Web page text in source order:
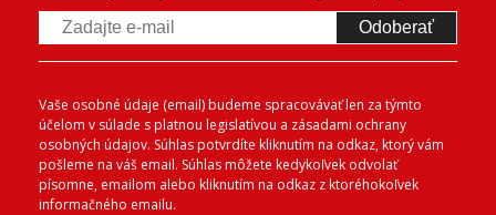
Odoberať
Vaše osobné údaje (email) budeme spracovávať len za týmto
účelom v súlade s platnou legislatívou a zásadami ochrany
osobných údajov. Súhlas potvrdíte kliknutím na odkaz, ktorý vám
pošleme na váš email. Súhlas môžete kedykoľvek odvolať
písomne, emailom alebo kliknutím na odkaz z ktoréhokoľvek
informačného emailu.